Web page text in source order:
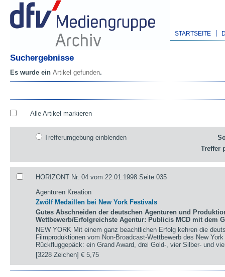
STARTSEITE
Suchergebnisse
Es wurde ein Artikel gefunden.
Alle Artikel markieren
Trefferumgebung einblenden
Treffer
HORIZONT Nr. 04 vom 22.01.1998 Seite 035
Agenturen Kreation
Zwölf Medaillen bei New York Festivals
Gutes Abschneiden der deutschen Agenturen und
Wettbewerb/Erfolgreichste Agentur: Publicis MCD mit dem
NEW YORK Mit einem ganz beachtlichen Erfolg kehren die
Filmproduktionen vom Non-Broadcast-Wettbewerb des New
Rückfluggepäck: ein Grand Award, drei Gold-, vier Silber- und
[3228 Zeichen]€ 5,75